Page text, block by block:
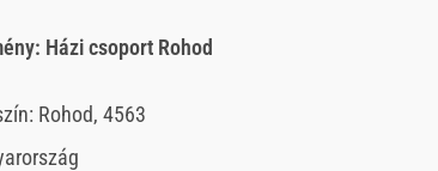
Házi csoport Rohod
Rohod, 4563